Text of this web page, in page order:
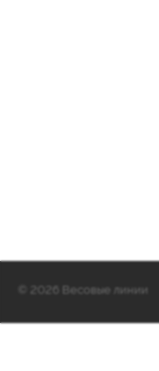
2026 Весовые линии